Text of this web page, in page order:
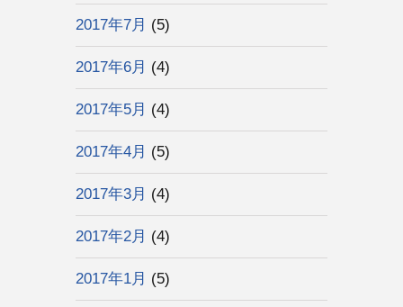
2017年7月 (5)
2017年6月 (4)
2017年5月 (4)
2017年4月 (5)
2017年3月 (4)
2017年2月 (4)
2017年1月 (5)